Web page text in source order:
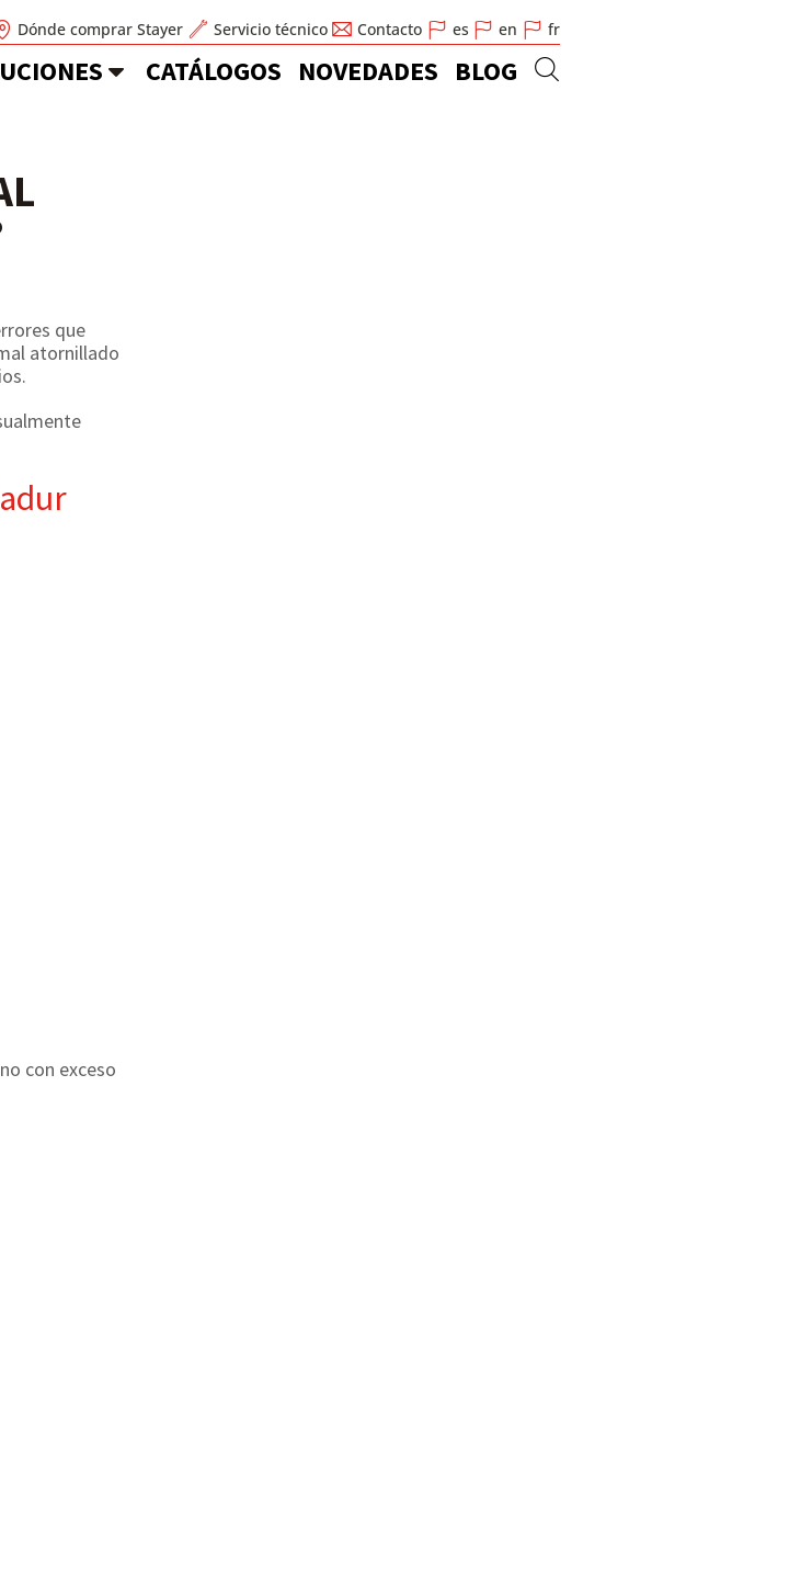
Dónde comprar Stayer Servicio técnico Contacto es en fr
CATÁLOGOS NOVEDADES BLOG
que
atornillado
con exceso